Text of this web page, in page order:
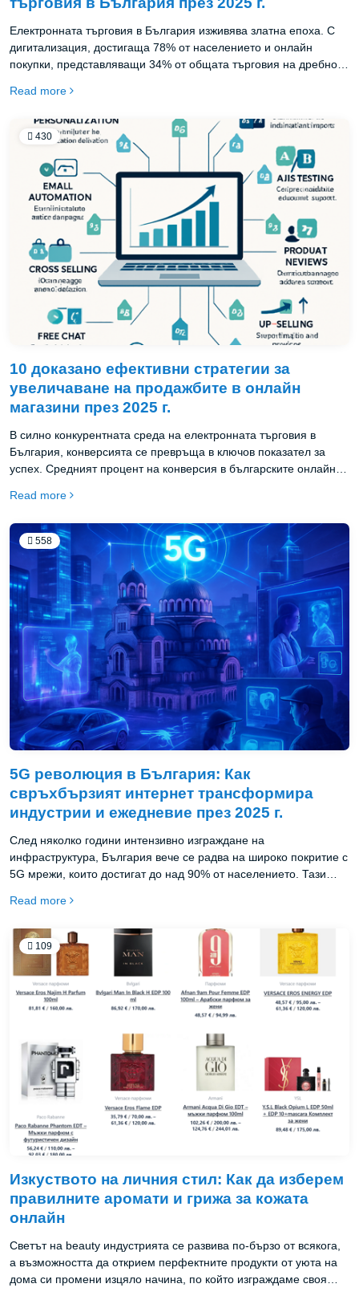
Електронната търговия в България изживява златна епоха. С
дигитализация, достигаща 78% от населението и онлайн
покупки, представляващи 34% от общата търговия на дребно
предприемачи. Но кои бизнес модели доказано работят в
подхода, техните особености и как можете да ги адаптирате
Read more
430
10 доказано ефективни стратегии за
увеличаване на продажбите в онлайн
магазини през 2025 г.
В силно конкурентната среда на електронната търговия в
България, конверсията се превръща в ключов показател за
успех. Средният процент на конверсия в българските онлайн
постигат резултати от 5-7% и дори повече. Как успяват? В тази
на конверсията (CRO), които са особено ефективни в
български контекст.
Read more
558
5G революция в България: Как
свръхбързият интернет трансформира
индустрии и ежедневие през 2025 г.
След няколко години интензивно изграждане на
инфраструктура, България вече се радва на широко покритие с
5G мрежи, които достигат до над 90% от населението. Тази
възможности за българския бизнес, подобрява публичните
статия разглеждаме текущото състояние на 5G в България,
анализираме иновативните приложения в различни сектори и
обсъждаме бъдещите перспективи пред тази революционна
технология.
Read more
109
Изкуството на личния стил: Как да изберем
правилните аромати и грижа за кожата
онлайн
Светът на beauty индустрията се развива по-бързо от всякога,
а възможността да открием перфектните продукти от уюта на
дома си промени изцяло начина, по който изграждаме своя